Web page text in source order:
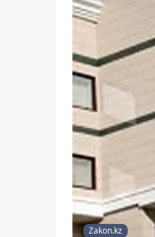
Zakon.kz